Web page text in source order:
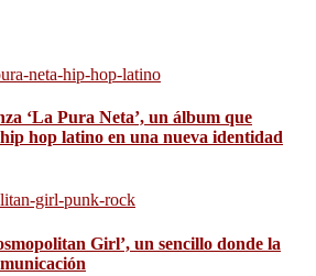
‘La Pura Neta’, un álbum que
hop latino en una nueva identidad
Girl’, un sencillo donde la